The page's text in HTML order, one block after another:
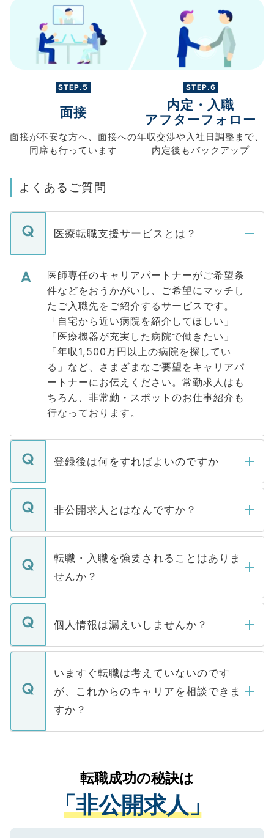
STEP.5
面接
面接が不安な方へ、 面接への
同席も行っています
STEP.6
内定・入職
アフターフォロー
年収交渉や入社日調整まで、
内定後もバックアップ
よくあるご質問
医療転職支援サービスとは？
医師専任のキャリアパートナーがご希望条
件などをおうかがいし、ご希望にマッチし
たご入職先をご紹介するサービスです。
「自宅から近い病院を紹介してほしい」
「医療機器が充実した病院で働きたい」
「年収1,500万円以上の病院を探してい
る」など、さまざまなご要望をキャリアパ
ートナーにお伝えください。常勤求人はも
ちろん、非常勤・スポットのお仕事紹介も
行なっております。
登録後は何をすればよいのですか
ご登録いただきましたら、弊社担当者がご
登録内容を確認し、その後メールもしくは
ます。通常、5営業日以内にはご連絡をせて
いただきますので、しばらくお待ちくださ
い。
非公開求人とはなんですか？
マイナビDOCTORで取り扱っている求人の
うち約3割は、Webサイトからご覧いただ
けない「非公開求人」です。非公開求人は
下記の理由によって、一般には公開してい
ません。
■応募殺到を避けるため 人気のある医療機
関を公にしてしまうと、応募が殺到する場
に、医療機関が求める条件に合った人材の
みを人材紹介会社に依頼するケースが増え
ています。
転職・入職を強要されることはありま
せんか？
転職・入職を強要することは一切ありませ
ん。また、仮に応募先から内定をいただい
定を承諾する必要はありません。内定先へ
の辞退の連絡はキャリアパートナーが行い
ますので、ご安心ください。
個人情報は漏えいしませんか？
個人情報が漏えいすることはありませんの
で、ご安心ください。当サイトからの登録
などで収集したご登録者様の個人情報は、
ご本人のキャリアアップおよび転職活動の
支援を目的に使用いたします。お預かりし
ているすべての個人データはご本人の許可
は、個人情報の取り扱いについての厳密な
管理基準を満たした事業者のみに付与され
る、プライバシーマークを取得済みです。
ご登録いただいた個人情報は、SSL（デー
いますぐ転職は考えていないのです
が、これからのキャリアを相談できま
すか？
かがいして、現在の医療機関の状況や紹介
経験をまじえながら、適切なアドバイスを
させていただきます。すぐにご転職をされ
ない方には、長期的なサポートが可能です
ので、まずはご登録ください。
転職成功の秘訣は
「非公開求人」